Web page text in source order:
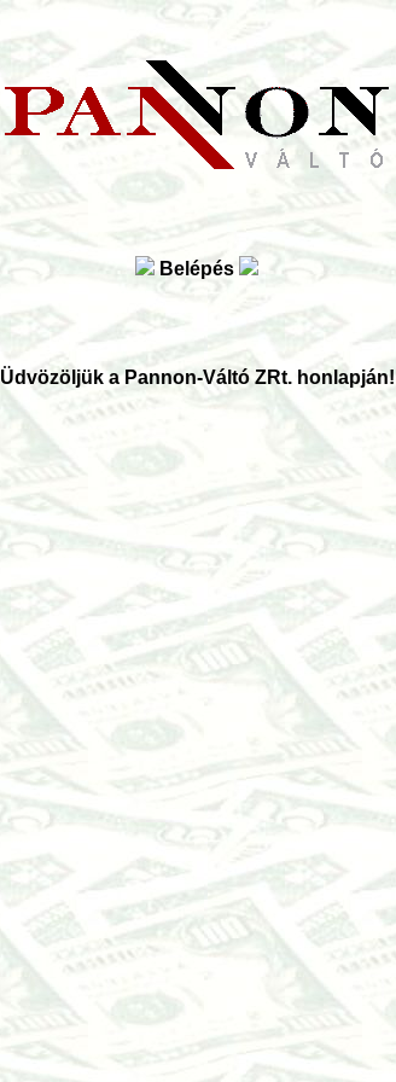
Belépés
Üdvözöljük a Pannon-Váltó ZRt. honlapján!